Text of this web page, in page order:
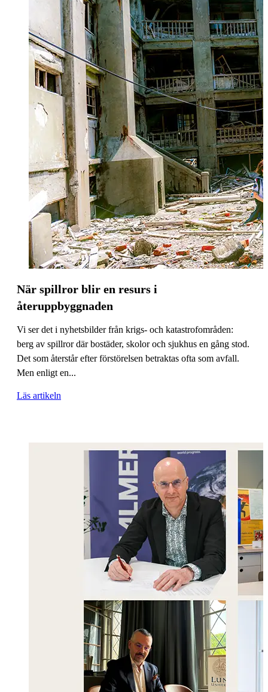
När spillror blir en resurs i
återuppbyggnaden
Vi ser det i nyhetsbilder från krigs- och katastrofområden:
berg av spillror där bostäder, skolor och sjukhus en gång stod.
Det som återstår efter förstörelsen betraktas ofta som avfall.
Men enligt en...
Läs artikeln